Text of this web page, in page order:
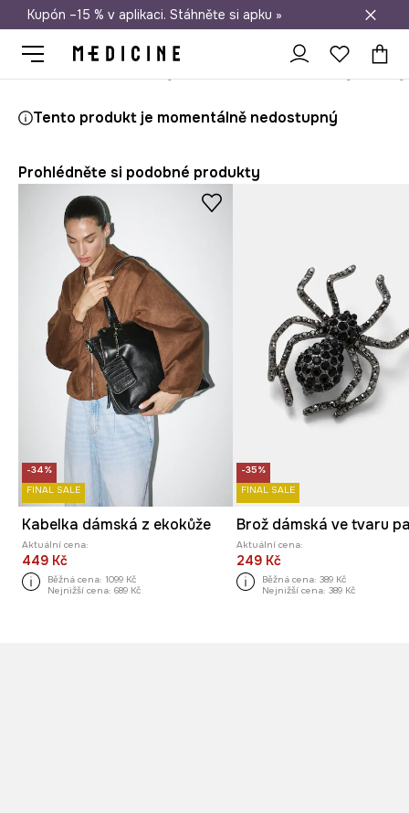
Doprava zdarma při nákupu nad 1 200 Kč
Kupón –15 % v aplikaci. Stáhněte si apku »
Tento produkt je momentálně nedostupný
Prohlédněte si podobné produkty
-34%
FINAL SALE
Kabelka dámská z ekokůže
Aktuální cena:
449 Kč
Běžná cena: 1099 Kč
Nejnižší cena: 689 Kč
-35%
FINAL SALE
Aktuální cena:
249 Kč
Běžná cena: 389 Kč
Nejnižší cena: 389 Kč